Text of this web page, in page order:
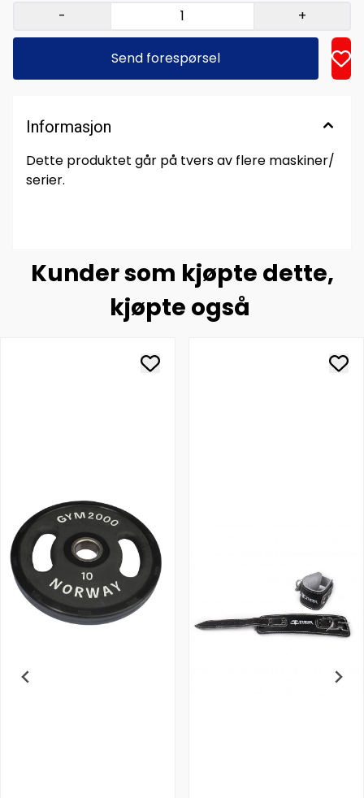
- +
Send forespørsel
Informasjon
Dette produktet går på tvers av flere maskiner/
serier.
Kunder som kjøpte dette,
kjøpte også